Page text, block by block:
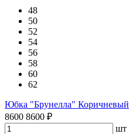
48
50
52
54
56
58
60
62
Юбка "Брунелла" Коричневый
8600 8600 ₽
шт